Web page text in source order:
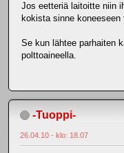
Jos eetteriä laitoitte niin
kokista sinne koneeseen
Se kun lähtee parhaiten
polttoaineella.
-Tuoppi-
26.04.10 - klo: 18.07